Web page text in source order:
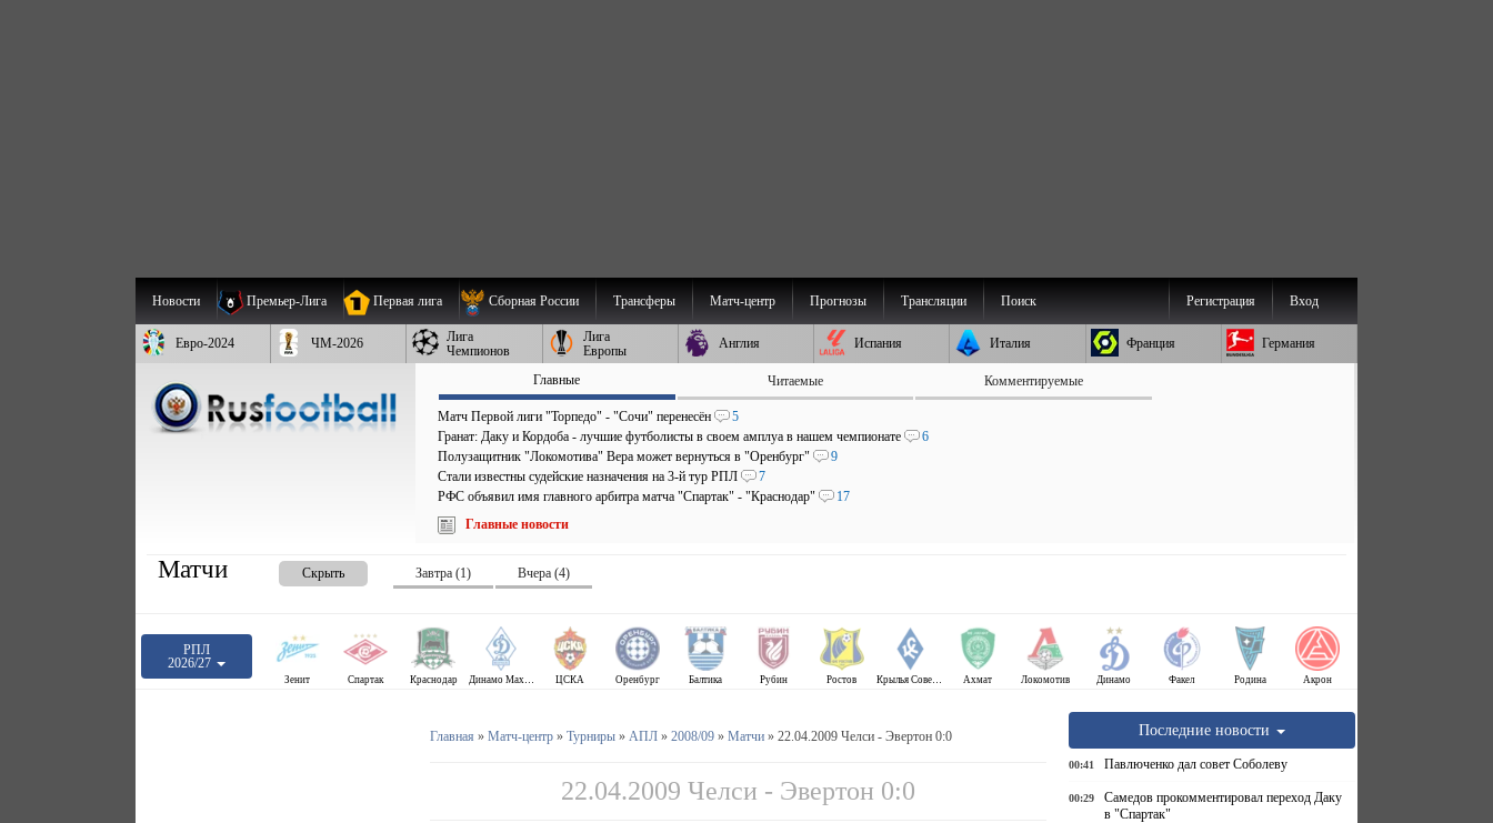
Новости Премьер-Лига Первая лига Сборная России Трансферы Матч-центр Прогнозы Трансляции Поиск Вход
Регистрация
Евро-2024 ЧМ-2026
Лига
Чемпионов
Лига
Европы
Англия Испания Италия Франция Германия
Главные Читаемые Комментируемые
Матч Первой лиги "Торпедо" - "Сочи" перенесён
5
Гранат: Даку и Кордоба - лучшие футболисты в своем амплуа в нашем чемпионате
6
Полузащитник "Локомотива" Вера может вернуться в "Оренбург"
9
Стали известны судейские назначения на 3-й тур РПЛ
7
РФС объявил имя главного арбитра матча "Спартак" - "Краснодар"
17
Главные новости
Матчи Скрыть Завтра (1) Вчера (4)
РПЛ
2026/27
Зенит Спартак Краснодар Динамо Махачкала ЦСКА Оренбург Балтика Рубин Ростов Крылья Советов Ахмат Локомотив Динамо Факел Родина Акрон
Главная » Матч-центр» Турниры» АПЛ» 2008/09» Матчи» 22.04.2009 Челси - Эвертон 0:0
22.04.2009 Челси - Эвертон 0:0
Последние новости
00:41 Павлюченко дал совет Соболеву
00:29
Самедов прокомментировал переход Даку
в "Спартак"